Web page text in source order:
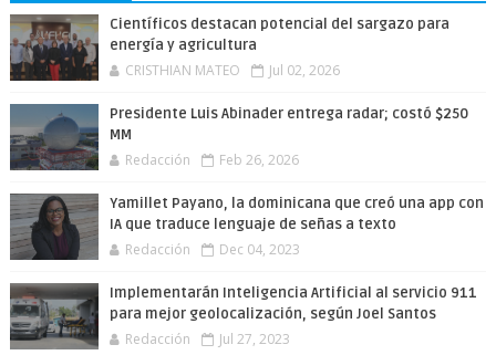
Científicos destacan potencial del sargazo para
energía y agricultura
CRISTHIAN MATEO Jul 02, 2026
Presidente Luis Abinader entrega radar; costó $250
MM
Redacción Feb 26, 2026
Yamillet Payano, la dominicana que creó una app con
IA que traduce lenguaje de señas a texto
Redacción Dec 04, 2023
Implementarán Inteligencia Artificial al servicio 911
para mejor geolocalización, según Joel Santos
Redacción Jul 27, 2023